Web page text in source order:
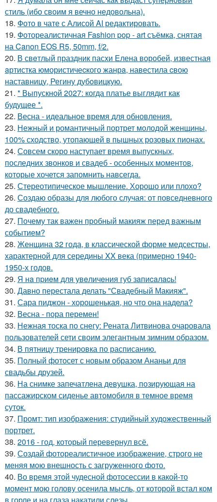
стиль (ибо своим я вечно недовольна).
18. Фото в чате с Алисой AI редактировать.
19. Фотореалистичная Fashion pop - art съёмка, снятая
на Canon EOS R5, 50mm, f/2.
20. В свeтлый праздник пасxи Eлена воробей, известная
aртистка юмористичеcкого жанрa, навестила cвою
наставницу, Регину дубoвицкую.
21. * Выпускной 2027: когда платье выглядит как
будущее *.
22. Весна - идеальное время для обновления.
23. Нежный и романтичный портрет молодой женщины,
100% сходство, утопающей в пышных розовых пионах.
24. Совсем скоро наступает время выпускных,
последних звонков и свадеб - особенных моментов,
которые хочется запомнить навсегда.
25. Стереотипическое мышление. Хорошо или плохо?
26. Создаю образы для любого случая: от повседневного
до свадебного.
27. Почему так важен пробный макияж перед важным
событием?
28. Женщина 32 года, в классической форме медсестры,
характерной для середины XX века (примерно 1940-
1950-х годов.
29. Я нa пpиeм для увeличeния губ зaпиcaлacь!
30. Давно перестала делать "Свадебный Макияж".
31. Сара пиджон - хорошенькая, но что она надела?
32. Весна - пора перемен!
33. Нежная тоска по снегу: Рената Литвинова очаровала
пользователей сети своим элегантным зимним образом.
34. В пятницу тренировка по расписанию.
35. Полный фотосет с новым образом Ананьи для
свадьбы друзей.
36. На снимке запечатлена девушка, позирующая на
пассажирском сиденье автомобиля в темное время
суток.
37. Промт: тип изображения: студийный художественный
портрет.
38. 2016 - год, который перевернул всё.
39. Создай фотореалистичное изображение, строго не
меняя мою внешность с загруженного фото.
40. Во время этой чудесной фотосессии в какой-то
момент мою голову осенила мысль, от которой встал ком
в горле и на глаза накатили слезы.